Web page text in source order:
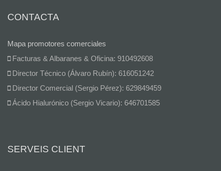
CONTACTA
Mapa promotores comerciales
Facturas & Albaranes & Oficina: 910492608
Director Técnico (Álvaro Rubín): 616051242
Director Comercial (Sergio Pérez): 629849459
Ácido Hialurónico (Sergio Vicario): 646701585
SERVEIS CLIENT